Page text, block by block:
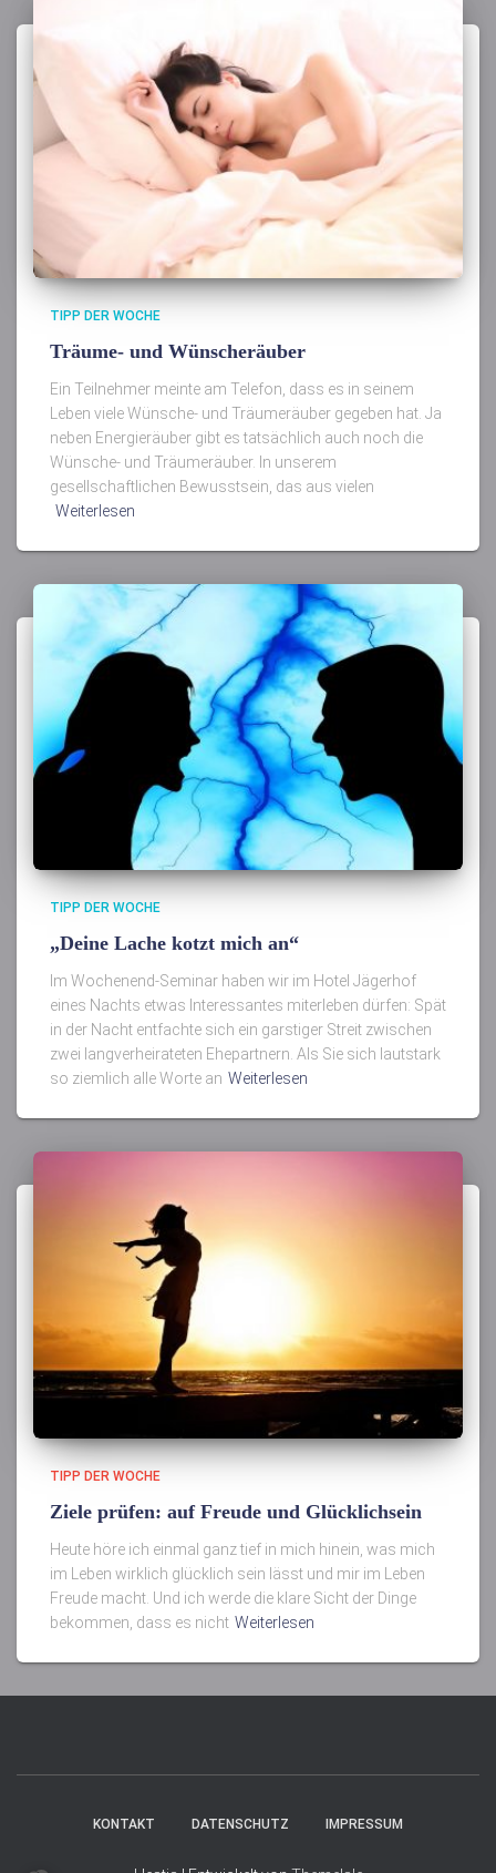
TIPP DER WOCHE
Träume- und Wünscheräuber
Ein Teilnehmer meinte am Telefon, dass es in seinem
Leben viele Wünsche- und Träumeräuber gegeben hat. Ja
neben Energieräuber gibt es tatsächlich auch noch die
Wünsche- und Träumeräuber. In unserem
gesellschaftlichen Bewusstsein, das aus vielen
Weiterlesen
TIPP DER WOCHE
„Deine Lache kotzt mich an“
Im Wochenend-Seminar haben wir im Hotel Jägerhof
eines Nachts etwas Interessantes miterleben dürfen: Spät
in der Nacht entfachte sich ein garstiger Streit zwischen
zwei langverheirateten Ehepartnern. Als Sie sich lautstark
so ziemlich alle Worte an Weiterlesen
TIPP DER WOCHE
Ziele prüfen: auf Freude und Glücklichsein
Heute höre ich einmal ganz tief in mich hinein, was mich
im Leben wirklich glücklich sein lässt und mir im Leben
Freude macht. Und ich werde die klare Sicht der Dinge
bekommen, dass es nicht Weiterlesen
KONTAKT DATENSCHUTZ IMPRESSUM